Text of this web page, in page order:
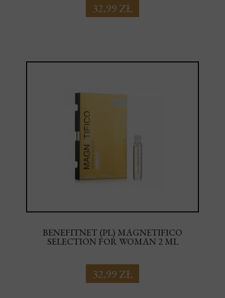
32,99 ZŁ
BENEFITNET (PL) MAGNETIFICO
SELECTION FOR WOMAN 2 ML
32,99 ZŁ